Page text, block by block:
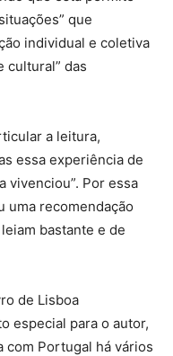
que
individual e coletiva
cultural” das
a leitura,
essa experiência de
vivenciou”. Por essa
uma recomendação
bastante e de
de Lisboa
especial para o autor,
com Portugal há vários